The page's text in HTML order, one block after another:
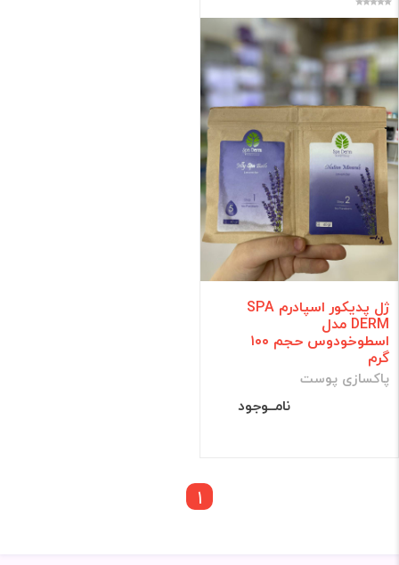
ژل پدیکور اسپادرم SPA
DERM مدل
اسطوخودوس حجم ۱۰۰
گرم
پاکسازی پوست
نامــوجود
1